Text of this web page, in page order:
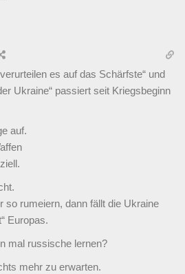
es auf das Schärfste“ und
Ukraine“ passiert seit Kriegsbeginn
auf.
so rumeiern, dann fällt die Ukraine
Europas.
mal russische lernen?
mehr zu erwarten.